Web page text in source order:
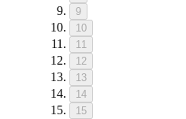
9
10
11
12
13
14
15